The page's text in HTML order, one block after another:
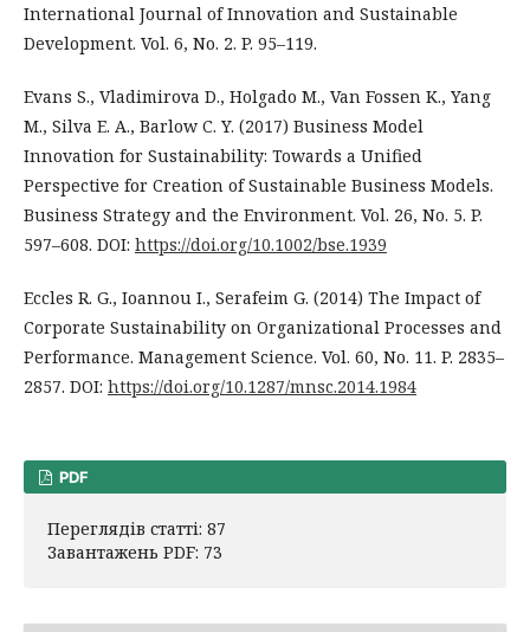
International Journal of Innovation and Sustainable
Development. Vol. 6, No. 2. P. 95–119.
Evans S., Vladimirova D., Holgado M., Van Fossen K., Yang
M., Silva E. A., Barlow C. Y. (2017) Business Model
Innovation for Sustainability: Towards a Unified
Perspective for Creation of Sustainable Business Models.
Business Strategy and the Environment. Vol. 26, No. 5. P.
597–608. DOI: https://doi.org/10.1002/bse.1939
Eccles R. G., Ioannou I., Serafeim G. (2014) The Impact of
Corporate Sustainability on Organizational Processes and
Performance. Management Science. Vol. 60, No. 11. P. 2835–
2857. DOI: https://doi.org/10.1287/mnsc.2014.1984
PDF
Переглядів статті: 87
Завантажень PDF: 73